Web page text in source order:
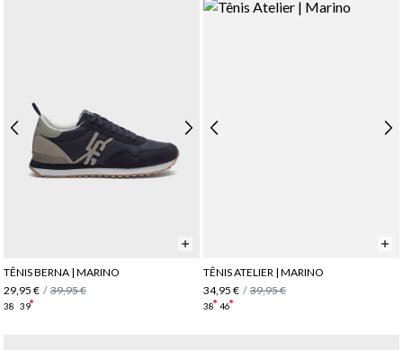
TÊNIS BERNA | MARINO
29,95 € / 39,95 €
38 39
TÊNIS ATELIER | MARINO
34,95 € / 39,95 €
38 46